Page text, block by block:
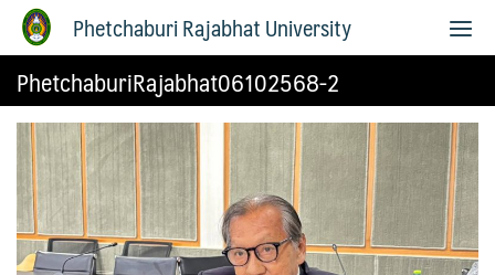
Phetchaburi Rajabhat University
PhetchaburiRajabhat06102568-2